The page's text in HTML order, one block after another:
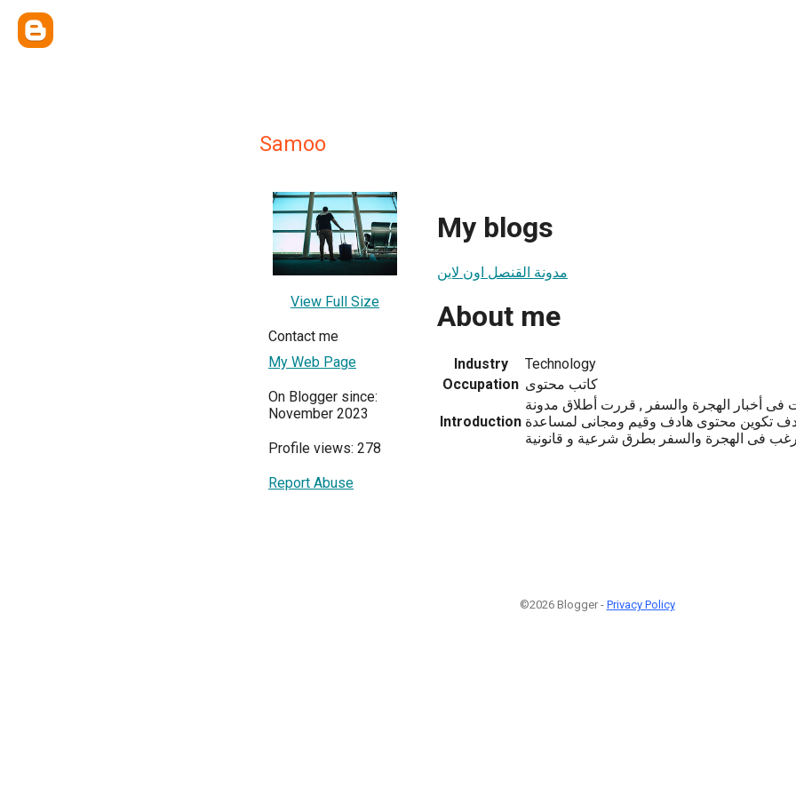
Samoo
View Full Size
Contact me
My Web Page
On Blogger since:
November 2023
Profile views: 278
Report Abuse
My blogs
مدونة القنصل اون لاين
About me
Industry
Technology
Occupation كاتب محتوى
Introduction
فى أخبار الهجرة والسفر , قررت أطلاق مدونة
تكوين محتوى هادف وقيم ومجانى لمساعدة
©2026 Blogger - Privacy Policy